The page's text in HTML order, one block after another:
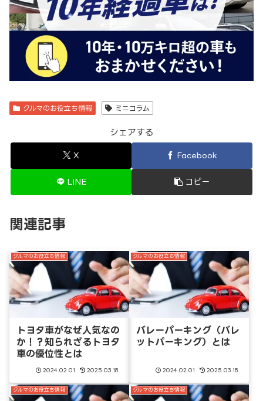
クルマのお役立ち情報 ミニコラム
シェアする
X Facebook
LINE コピー
関連記事
クルマのお役立ち情報
トヨタ車がなぜ人気なの
か！？知られざるトヨタ
車の優位性とは
2024.02.01 2025.03.18
クルマのお役立ち情報
バレーパーキング（バレ
ットパーキング）とは
2024.02.01 2025.03.18
クルマのお役立ち情報 クルマのお役立ち情報